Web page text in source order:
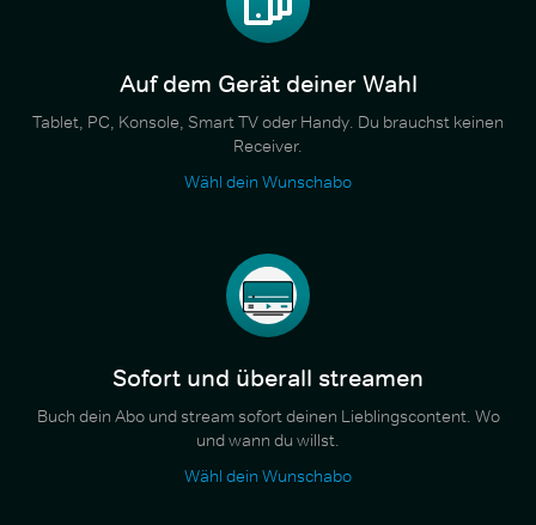
Auf dem Gerät deiner Wahl
Tablet, PC, Konsole, Smart TV oder Handy. Du brauchst keinen
Receiver.
Wähl dein Wunschabo
Sofort und überall streamen
Buch dein Abo und stream sofort deinen Lieblingscontent. Wo
und wann du willst.
Wähl dein Wunschabo